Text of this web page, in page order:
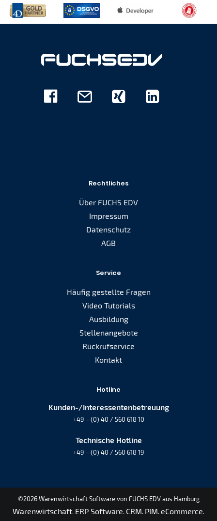
Rechtliches
Über FUCHS EDV
Impressum
Datenschutz
AGB
Service
Häufig gestellte Fragen
Video Tutorials
Ausbildung
Stellenangebote
Rückrufservice
Kontakt
Hotline
Kunden-/Interessentenbetreuung
+49 – (0) 40 / 560 618 10
Technische Hotline
+49 – (0) 40 / 560 618 19
©2026 Warenwirtschaft Software von FUCHS EDV aus Hamburg
Warenwirtschaft. ERP Software. CRM. PIM. eCommerce.